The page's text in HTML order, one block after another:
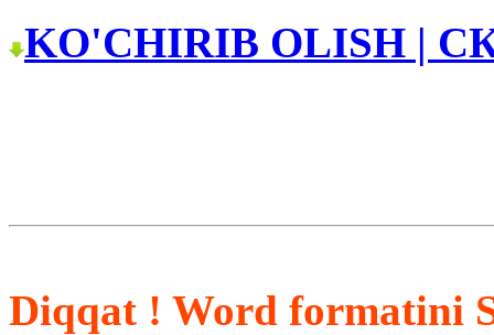
KO'CHIRIB OLISH |
Diqqat ! Word formatini